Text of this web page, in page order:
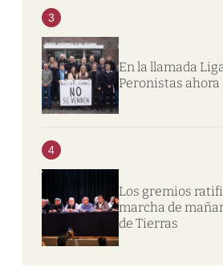
3
En la llamada
Peronistas ahora
4
Los gremios
marcha de
de Tierras